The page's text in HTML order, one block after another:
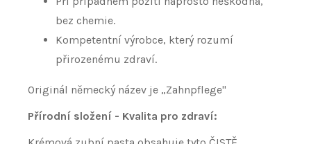
bez chemie.
Kompetentní výrobce, který rozumí
přirozenému zdraví.
Originál německý název je „Zahnpflege"
Přírodní složení - Kvalita pro zdraví: